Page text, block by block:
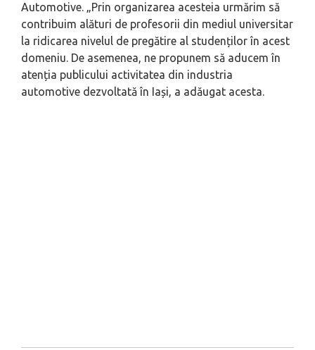
Automotive. „Prin organizarea acesteia urmărim să
contribuim alături de profesorii din mediul universitar
la ridicarea nivelul de pregătire al studenților în acest
domeniu. De asemenea, ne propunem să aducem în
atenția publicului activitatea din industria
automotive dezvoltată în Iași, a adăugat acesta.